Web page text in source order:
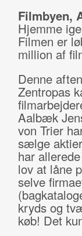
Filmbyen,
Hjemme
Filmen er
million af
Denne
Zentropas
Aalbæk
von Trier
sælge
har
lov at låne
selve
kryds og
køb! Det